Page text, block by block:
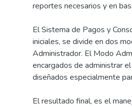
reportes necesarios y en
El Sistema de Pagos y
iniciales, se divide en dos
Administrador. El Modo
encargados de administrar
diseñados especialmente
El resultado final, es el